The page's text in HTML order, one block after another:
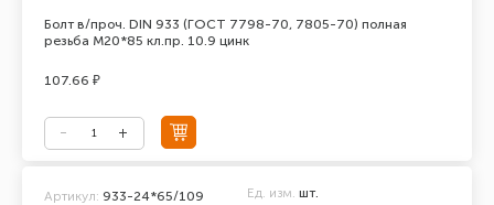
Болт в/проч. DIN 933 (ГОСТ 7798-70, 7805-70) полная
резьба М20*85 кл.пр. 10.9 цинк
107.66 ₽
Артикул: 933-24*65/109 Ед. изм. шт.